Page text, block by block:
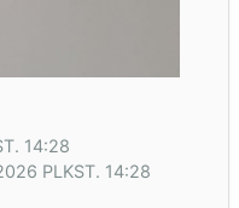
14:28
PLKST. 14:28